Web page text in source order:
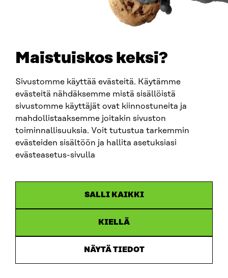
Maistuiskos keksi?
Sivustomme käyttää evästeitä. Käytämme
evästeitä nähdäksemme mistä sisällöistä
sivustomme käyttäjät ovat kiinnostuneita ja
mahdollistaaksemme joitakin sivuston
toiminnallisuuksia. Voit tutustua tarkemmin
evästeiden sisältöön ja hallita asetuksiasi
evästeasetus-sivulla
SALLI KAIKKI
KIELLÄ
NÄYTÄ TIEDOT
SITRA SOSIAALISESSA MEDIASSA
LinkedIn
Instagram
YouTube
Saavutettavuusseloste
Asiakirjajulkisuus